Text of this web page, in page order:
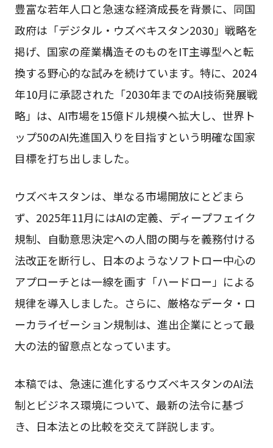
豊富な若年人口と急速な経済成長を背景に、同国
政府は「デジタル・ウズベキスタン2030」戦略を
掲げ、国家の産業構造そのものをIT主導型へと転
換する野心的な試みを続けています。特に、2024
年10月に承認された「2030年までのAI技術発展戦
略」は、AI市場を15億ドル規模へ拡大し、世界ト
ップ50のAI先進国入りを目指すという明確な国家
目標を打ち出しました。
ウズベキスタンは、単なる市場開放にとどまら
ず、2025年11月にはAIの定義、ディープフェイク
規制、自動意思決定への人間の関与を義務付ける
法改正を断行し、日本のようなソフトロー中心の
アプローチとは一線を画す「ハードロー」による
規律を導入しました。さらに、厳格なデータ・ロ
ーカライゼーション規制は、進出企業にとって最
大の法的留意点となっています。
本稿では、急速に進化するウズベキスタンのAI法
制とビジネス環境について、最新の法令に基づ
き、日本法との比較を交えて詳説します。